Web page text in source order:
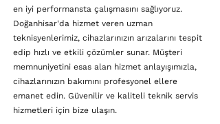
en iyi performansta çalışmasını sağlıyoruz.
Doğanhisar'da hizmet veren uzman
teknisyenlerimiz, cihazlarınızın arızalarını tespit
edip hızlı ve etkili çözümler sunar. Müşteri
memnuniyetini esas alan hizmet anlayışımızla,
cihazlarınızın bakımını profesyonel ellere
emanet edin. Güvenilir ve kaliteli teknik servis
hizmetleri için bize ulaşın.